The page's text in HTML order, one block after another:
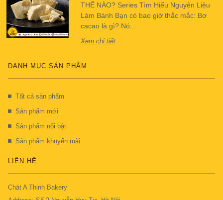
THẾ NÀO? Series Tìm Hiểu Nguyên Liệu
Làm Bánh Bạn có bao giờ thắc mắc: Bơ
cacao là gì? Nó...
Xem chi tiết
DANH MỤC SẢN PHẨM
Tất cả sản phẩm
Sản phẩm mới
Sản phẩm nổi bật
Sản phẩm khuyến mãi
LIÊN HỆ
Chát A Thịnh Bakery